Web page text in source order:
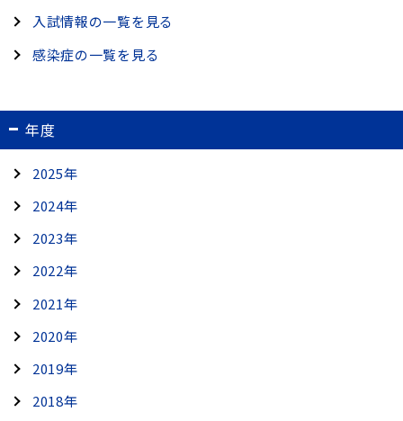
入試情報の一覧を見る
感染症の一覧を見る
年度
2025年
2024年
2023年
2022年
2021年
2020年
2019年
2018年